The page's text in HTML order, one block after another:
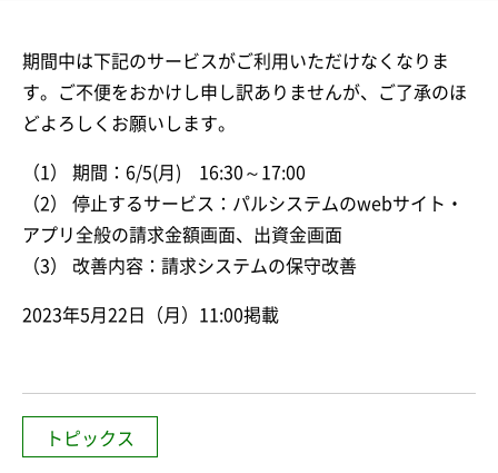
期間中は下記のサービスがご利用いただけなくなりま
す。ご不便をおかけし申し訳ありませんが、ご了承のほ
どよろしくお願いします。
（1） 期間：6/5(月) 16:30～17:00
（2） 停止するサービス：パルシステムのwebサイト・
アプリ全般の請求金額画面、出資金画面
（3） 改善内容：請求システムの保守改善
2023年5月22日（月）11:00掲載
トピックス